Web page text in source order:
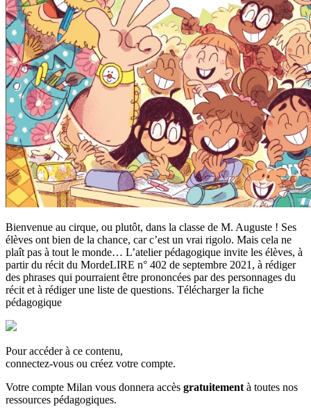
Bienvenue au cirque, ou plutôt, dans la classe de M. Auguste ! Ses
élèves ont bien de la chance, car c’est un vrai rigolo. Mais cela ne
plaît pas à tout le monde… L’atelier pédagogique invite les élèves, à
partir du récit du MordeLIRE n° 402 de septembre 2021, à rédiger
des phrases qui pourraient être prononcées par des personnages du
récit et à rédiger une liste de questions. Télécharger la fiche
pédagogique
Pour accéder à ce contenu,
connectez-vous ou créez votre compte.
Votre compte Milan vous donnera accès gratuitement à toutes nos
ressources pédagogiques.